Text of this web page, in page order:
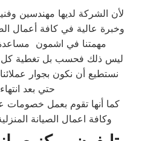
لأن الشركة لديها مهندسين
وخبرة عالية في كافة أعمال
مهمتنا في اشمون مساعدة
ليس ذلك فحسب بل تغطية كل
نستطيع أن نكون بجوار
حتي بعد
كما أنها تقوم بعمل خصومات
وكافة اعمال الصيانة